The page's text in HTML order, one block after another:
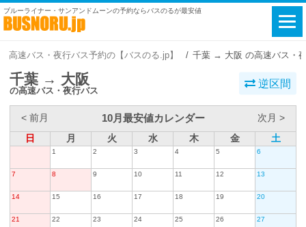
ブルーライナー・サンアンドムーンの予約ならバスのるが最安値
高速バス・夜行バス予約の【バスのる.jp】 千葉 → 大阪 の高速バス・
千葉 → 大阪
の高速バス・夜行バス
逆区間
< 前月 10月最安値カレンダー
次月 >
日
月 火 水 木 金 土
1 2 3 4 5 6
7 8 9 10 11 12 13
14 15 16 17 18 19 20
21 22 23 24 25 26 27